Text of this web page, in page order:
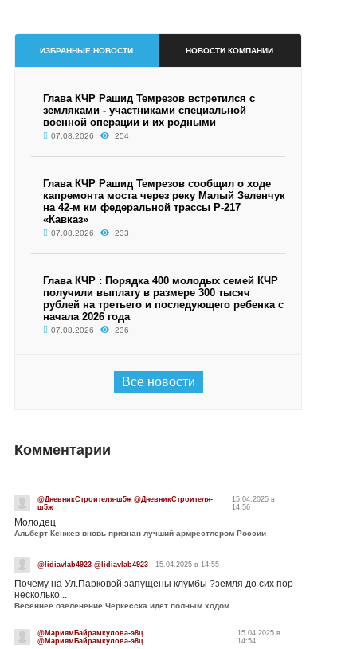
ИЗБРАННЫЕ НОВОСТИ НОВОСТИ КОМПАНИИ
Глава КЧР Рашид Темрезов встретился с
земляками - участниками специальной
военной операции и их родными
07.08.2026 254
Глава КЧР Рашид Темрезов сообщил о ходе
капремонта моста через реку Малый Зеленчук
на 42-м км федеральной трассы Р-217
«Кавказ»
07.08.2026 233
Глава КЧР : Порядка 400 молодых семей КЧР
получили выплату в размере 300 тысяч
рублей на третьего и последующего ребенка с
начала 2026 года
07.08.2026 236
Все новости
Комментарии
@ДневникСтроителя-ш5ж @ДневникСтроителя-
ш5ж
15.04.2025 в
14:56
Молодец
Альберт Кенжев вновь признан лучший армрестлером России
@lidiavlab4923 @lidiavlab4923 15.04.2025 в 14:55
Почему на Ул.Парковой запущены клумбы ?земля до сих пор
несколько...
Весеннее озеленение Черкесска идет полным ходом
@МариямБайрамкулова-э8ц
@МариямБайрамкулова-э8ц
15.04.2025 в
14:54